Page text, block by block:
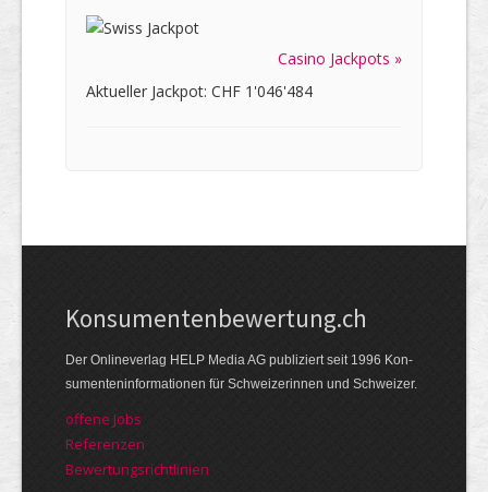
Casino Jackpots »
Aktueller Jackpot: CHF 1'046'484
Kon­su­menten­be­wer­tung.ch
Der Online­verlag HELP Media AG publi­ziert seit 1996 Kon­
su­menten­infor­mationen für Schwei­zerinnen und Schweizer.
offene Jobs
Referenzen
Bewer­tungs­richt­linien